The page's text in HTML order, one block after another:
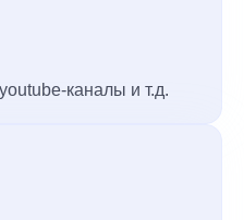
каналы и т.д.